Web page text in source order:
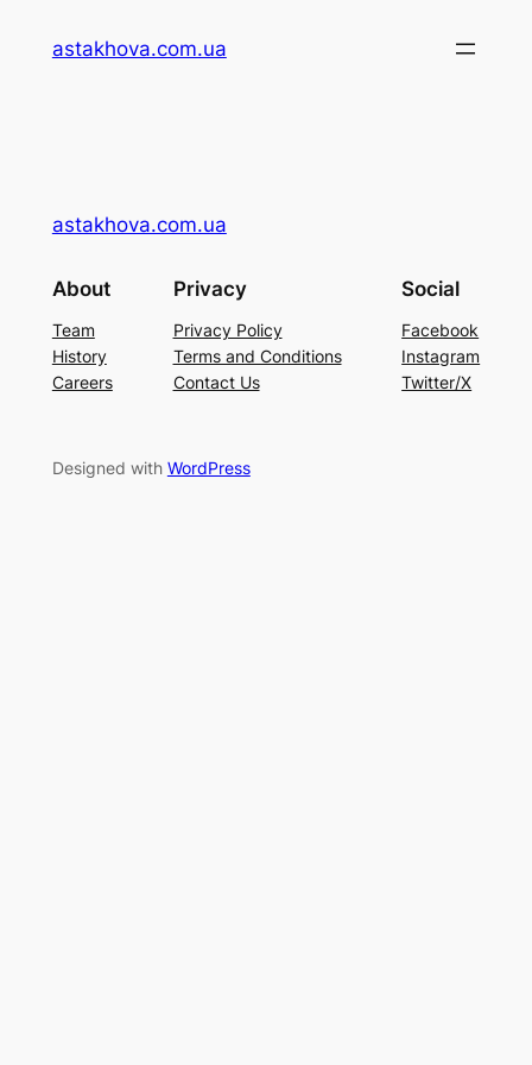
astakhova.com.ua
astakhova.com.ua
About
Team
History
Careers
Privacy
Privacy Policy
Terms and Conditions
Contact Us
Social
Facebook
Instagram
Twitter/X
Designed with WordPress